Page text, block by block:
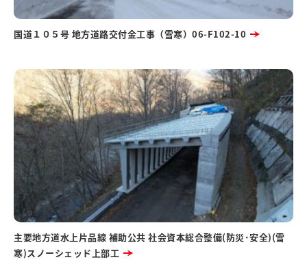
国道１０５号 地方道路交付金工事（雪寒）06-F102-10
主要地方道水上片品線 補助公共 社会資本総合整備(防災･安全)(雪
寒)スノーシェッド上部工